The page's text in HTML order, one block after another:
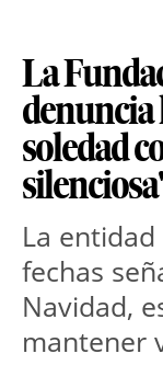
La
denuncia
soledad
silenciosa'
La
fechas
Navidad,
mantener